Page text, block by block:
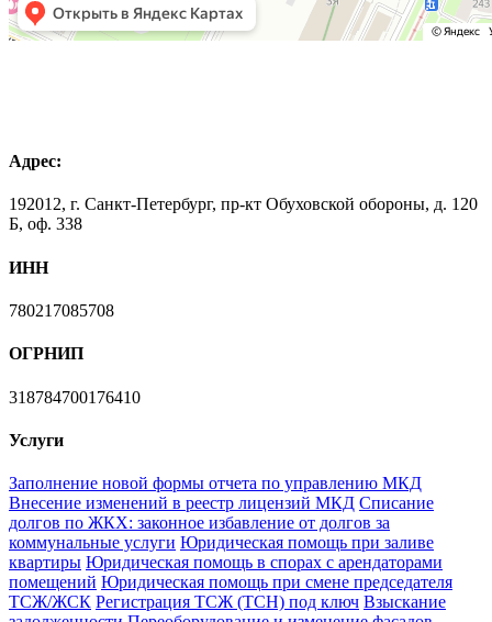
Адрес:
192012, г. Санкт-Петербург, пр-кт Обуховской обороны, д. 120
Б, оф. 338
ИНН
780217085708
ОГРНИП
318784700176410
Услуги
Заполнение новой формы отчета по управлению МКД
Внесение изменений в реестр лицензий МКД Списание
долгов по ЖКХ: законное избавление от долгов за
коммунальные услуги Юридическая помощь при заливе
квартиры Юридическая помощь в спорах с арендаторами
помещений Юридическая помощь при смене председателя
ТСЖ/ЖСК Регистрация ТСЖ (ТСН) под ключ Взыскание